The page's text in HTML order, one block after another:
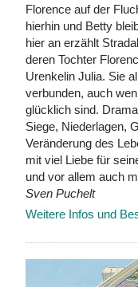
Florence auf der
hierhin und Betty
hier an erzählt
deren Tochter
Urenkelin Julia. Sie
verbunden, auch
glücklich sind.
Siege, Niederlagen,
Veränderung des
mit viel Liebe für
und vor allem auch
Sven Puchelt
Weitere Infos und